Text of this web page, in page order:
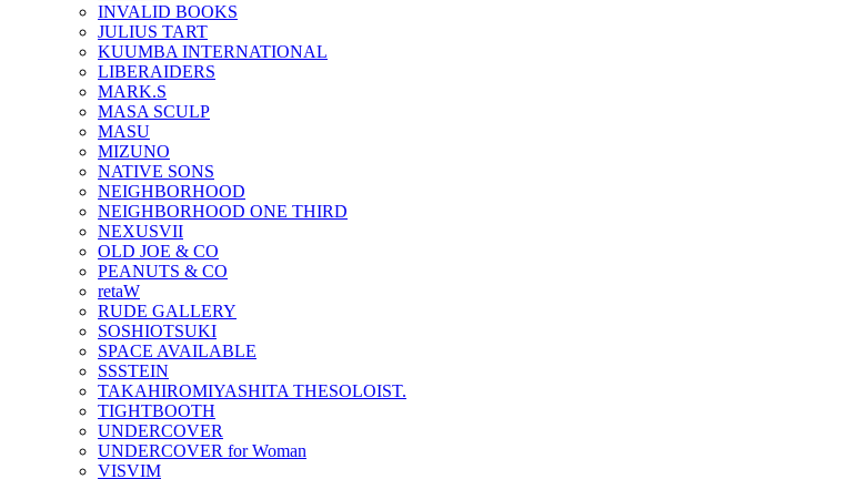
INVALID BOOKS
JULIUS TART
KUUMBA INTERNATIONAL
LIBERAIDERS
MARK.S
MASA SCULP
MASU
MIZUNO
NATIVE SONS
NEIGHBORHOOD
NEIGHBORHOOD ONE THIRD
NEXUSVII
OLD JOE & CO
PEANUTS & CO
retaW
RUDE GALLERY
SOSHIOTSUKI
SPACE AVAILABLE
SSSTEIN
TAKAHIROMIYASHITA THESOLOIST.
TIGHTBOOTH
UNDERCOVER
UNDERCOVER for Woman
VISVIM